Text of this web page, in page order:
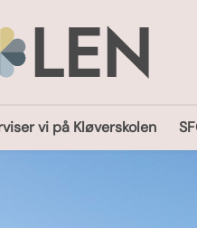
vi på Kløverskolen